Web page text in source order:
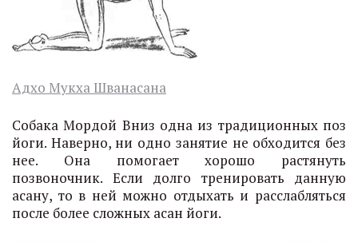
Адхо Мукха Шванасана
Собака Мордой Вниз одна из традиционных поз
йоги. Наверно, ни одно занятие не обходится без
нее. Она помогает хорошо растянуть
позвоночник. Если долго тренировать данную
асану, то в ней можно отдыхать и расслабляться
после более сложных асан йоги.